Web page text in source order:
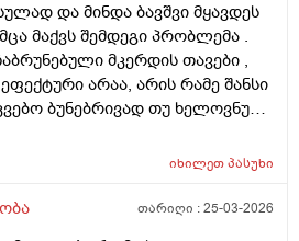
და მინდა ბავშვი მყავდეს
მაქვს შემდეგი პრობლემა .
მკერდის თავები ,
არაა, არის რამე შანსი
ბუნებრივად თუ ხელოვნური
იხილეთპასუხი
თარიღი :25-03-2026